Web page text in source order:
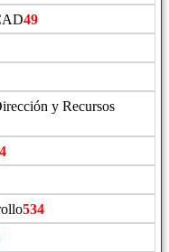
49
y Recursos
534